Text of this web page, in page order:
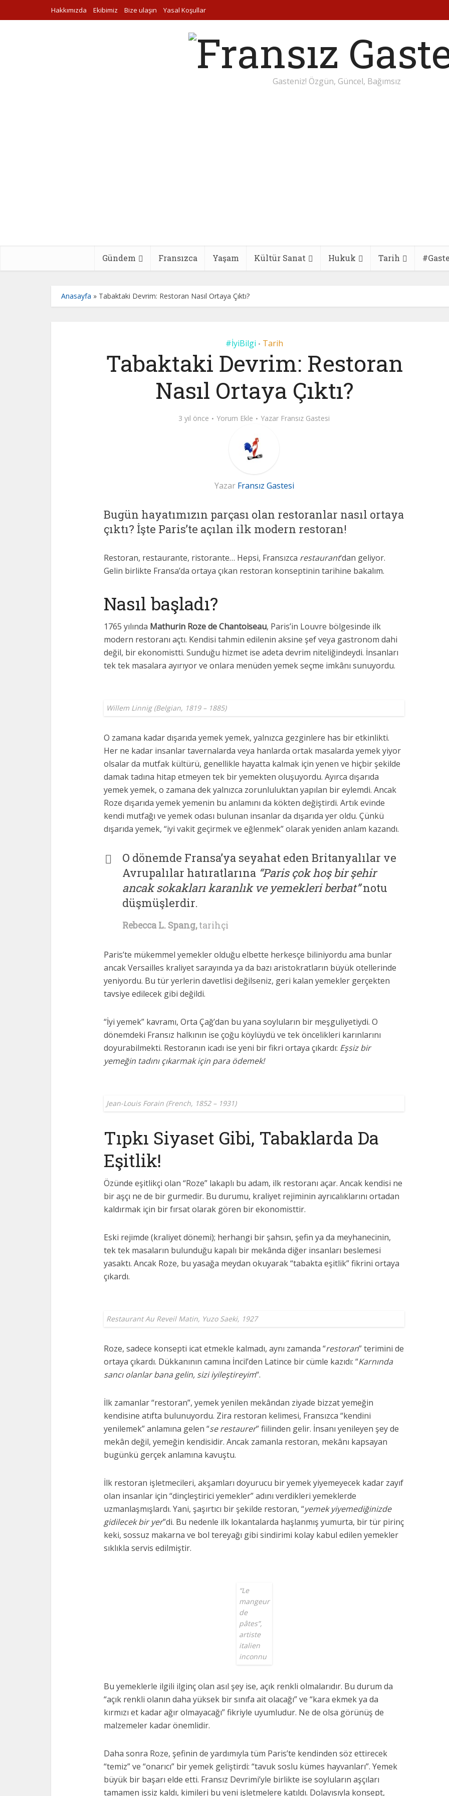
Hakkımızda Ekibimiz Bize ulaşın Yasal Koşullar
Gasteniz! Özgün, Güncel, Bağımsız
Gündem Fransızca Yaşam Kültür Sanat Hukuk Tarih
Anasayfa » Tabaktaki Devrim: Restoran Nasıl Ortaya Çıktı?
#İyiBilgi • Tarih
Tabaktaki Devrim: Restoran
Nasıl Ortaya Çıktı?
3 yıl önce Yorum Ekle Yazar Fransız Gastesi
Yazar Fransız Gastesi
Bugün hayatımızın parçası olan restoranlar nasıl ortaya
çıktı? İşte Paris’te açılan ilk modern restoran!
Restoran, restaurante, ristorante… Hepsi, Fransızca restaurant‘dan geliyor.
Gelin birlikte Fransa’da ortaya çıkan restoran konseptinin tarihine bakalım.
Nasıl başladı?
1765 yılında Mathurin Roze de Chantoiseau, Paris’in Louvre bölgesinde ilk
modern restoranı açtı. Kendisi tahmin edilenin aksine şef veya gastronom dahi
değil, bir ekonomistti. Sunduğu hizmet ise adeta devrim niteliğindeydi. İnsanları
tek tek masalara ayırıyor ve onlara menüden yemek seçme imkânı sunuyordu.
Willem Linnig (Belgian, 1819 – 1885)
O zamana kadar dışarıda yemek yemek, yalnızca gezginlere has bir etkinlikti.
Her ne kadar insanlar tavernalarda veya hanlarda ortak masalarda yemek yiyor
olsalar da mutfak kültürü, genellikle hayatta kalmak için yenen ve hiçbir şekilde
damak tadına hitap etmeyen tek bir yemekten oluşuyordu. Ayırca dışarıda
yemek yemek, o zamana dek yalnızca zorunluluktan yapılan bir eylemdi. Ancak
Roze dışarıda yemek yemenin bu anlamını da kökten değiştirdi. Artık evinde
kendi mutfağı ve yemek odası bulunan insanlar da dışarıda yer oldu. Çünkü
dışarıda yemek, “iyi vakit geçirmek ve eğlenmek” olarak yeniden anlam kazandı.
O dönemde Fransa’ya seyahat eden Britanyalılar ve
Avrupalılar hatıratlarına “Paris çok hoş bir şehir
ancak sokakları karanlık ve yemekleri berbat”notu
düşmüşlerdir.
Rebecca L. Spang,tarihçi
Paris’te mükemmel yemekler olduğu elbette herkesçe biliniyordu ama bunlar
ancak Versailles kraliyet sarayında ya da bazı aristokratların büyük otellerinde
yeniyordu. Bu tür yerlerin davetlisi değilseniz, geri kalan yemekler gerçekten
tavsiye edilecek gibi değildi.
“İyi yemek” kavramı, Orta Çağ’dan bu yana soyluların bir meşguliyetiydi. O
dönemdeki Fransız halkının ise çoğu köylüydü ve tek öncelikleri karınlarını
doyurabilmekti. Restoranın icadı ise yeni bir fikri ortaya çıkardı: Eşsiz bir
yemeğin tadını çıkarmak için para ödemek!
Jean-Louis Forain (French, 1852 – 1931)
Tıpkı Siyaset Gibi, Tabaklarda Da
Eşitlik!
Özünde eşitlikçi olan “Roze” lakaplı bu adam, ilk restoranı açar. Ancak kendisi ne
bir aşçı ne de bir gurmedir. Bu durumu, kraliyet rejiminin ayrıcalıklarını ortadan
kaldırmak için bir fırsat olarak gören bir ekonomisttir.
Eski rejimde (kraliyet dönemi); herhangi bir şahsın, şefin ya da meyhanecinin,
tek tek masaların bulunduğu kapalı bir mekânda diğer insanları beslemesi
yasaktı. Ancak Roze, bu yasağa meydan okuyarak “tabakta eşitlik” fikrini ortaya
çıkardı.
Restaurant Au Reveil Matin, Yuzo Saeki, 1927
Roze, sadece konsepti icat etmekle kalmadı, aynı zamanda “restoran” terimini de
ortaya çıkardı. Dükkanının camına İncil’den Latince bir cümle kazıdı: “Karnında
sancı olanlar bana gelin, sizi iyileştireyim“.
İlk zamanlar “restoran”, yemek yenilen mekândan ziyade bizzat yemeğin
kendisine atıfta bulunuyordu. Zira restoran kelimesi, Fransızca “kendini
yenilemek” anlamına gelen “se restaurer” fiilinden gelir. İnsanı yenileyen şey de
mekân değil, yemeğin kendisidir. Ancak zamanla restoran, mekânı kapsayan
bugünkü gerçek anlamına kavuştu.
İlk restoran işletmecileri, akşamları doyurucu bir yemek yiyemeyecek kadar zayıf
olan insanlar için “dinçleştirici yemekler” adını verdikleri yemeklerde
uzmanlaşmışlardı. Yani, şaşırtıcı bir şekilde restoran, “yemek yiyemediğinizde
gidilecek bir yer”di. Bu nedenle ilk lokantalarda haşlanmış yumurta, bir tür pirinç
keki, sossuz makarna ve bol tereyağı gibi sindirimi kolay kabul edilen yemekler
sıklıkla servis edilmiştir.
“Le
mangeur
de
pâtes”,
artiste
italien
inconnu
Bu yemeklerle ilgili ilginç olan asıl şey ise, açık renkli olmalarıdır. Bu durum da
“açık renkli olanın daha yüksek bir sınıfa ait olacağı” ve “kara ekmek ya da
kırmızı et kadar ağır olmayacağı” fikriyle uyumludur. Ne de olsa görünüş de
malzemeler kadar önemlidir.
Daha sonra Roze, şefinin de yardımıyla tüm Paris’te kendinden söz ettirecek
“temiz” ve “onarıcı” bir yemek geliştirdi: “tavuk soslu kümes hayvanları”. Yemek
büyük bir başarı elde etti. Fransız Devrimi’yle birlikte ise soyluların aşçıları
tamamen işsiz kaldı, kimileri bu yeni işletmelere katıldı. Dolayısıyla konsept,